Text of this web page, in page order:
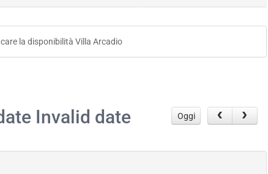
la disponibilità Villa Arcadio
Invalid date Oggi